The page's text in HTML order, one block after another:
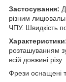
Застосування:
різним
ЧПУ. Швидкість
розташуванням
всій довжині різу.
Фрези оснащені